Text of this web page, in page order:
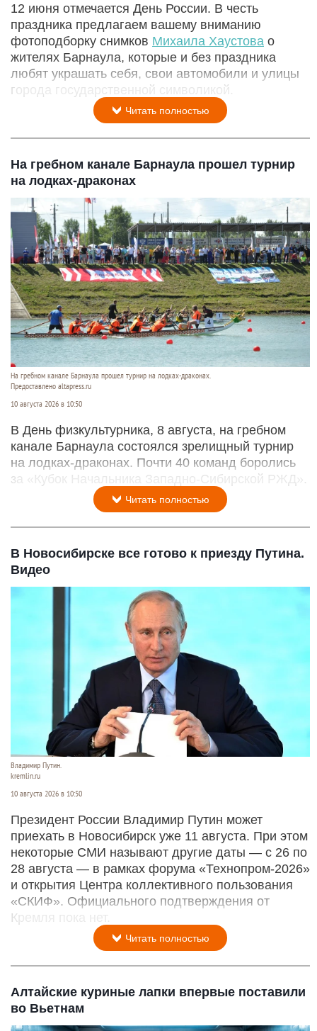
12 июня отмечается День России. В честь
праздника предлагаем вашему вниманию
фотоподборку снимков Михаила Хаустова о
жителях Барнаула, которые и без праздника
любят украшать себя, свои автомобили и улицы
города государственной символикой.
Читать полностью
На гребном канале Барнаула прошел турнир
на лодках-драконах
На гребном канале Барнаула прошел турнир на лодках-драконах.
Предоставлено altapress.ru
10 августа 2026 в 10:50
В День физкультурника, 8 августа, на гребном
канале Барнаула состоялся зрелищный турнир
на лодках-драконах. Почти 40 команд боролись
за «Кубок Начальника Западно-Сибирской РЖД».
Читать полностью
В Новосибирске все готово к приезду Путина.
Видео
Владимир Путин.
kremlin.ru
10 августа 2026 в 10:50
Президент России Владимир Путин может
приехать в Новосибирск уже 11 августа. При этом
некоторые СМИ называют другие даты — с 26 по
28 августа — в рамках форума «Технопром-2026»
и открытия Центра коллективного пользования
«СКИФ». Официального подтверждения от
Кремля пока нет.
Читать полностью
Алтайские куриные лапки впервые поставили
во Вьетнам